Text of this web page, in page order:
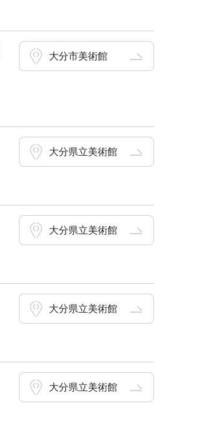
大分市美術館
大分県立美術館
大分県立美術館
大分県立美術館
大分県立美術館